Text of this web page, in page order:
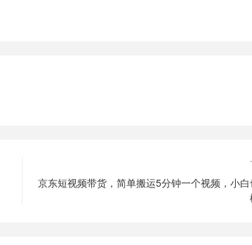
京东短视频带货，简单搬运5分钟一个视频，小